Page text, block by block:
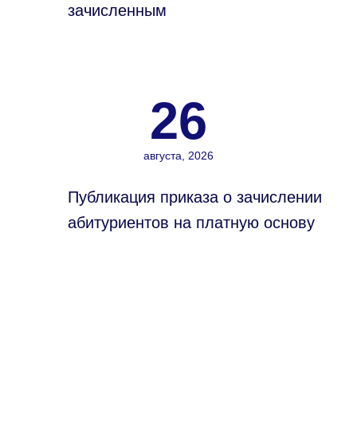
зачисленным
26
августа, 2026
Публикация приказа о зачислении
абитуриентов на платную основу